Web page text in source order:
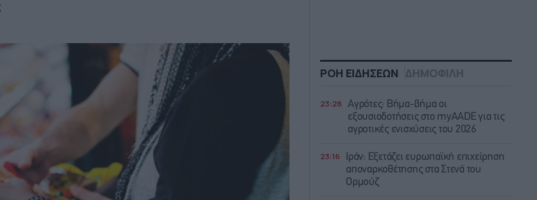
ΡΟΗ ΕΙΔΗΣΕΩΝ ΔΗΜΟΦΙΛΗ
23:28 Αγρότες: Βήμα-βήμα οι
εξουσιοδοτήσεις στο myAADE για τις
αγροτικές ενισχύσεις του 2026
23:16
Ιράν: Eξετάζει ευρωπαϊκή επιχείρηση
αποναρκοθέτησης στα Στενά του
Ορμούζ